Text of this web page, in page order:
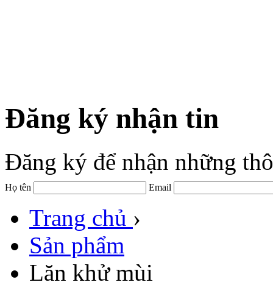
Đăng ký nhận tin
Đăng ký để nhận những
Họ tên Email
Trang chủ ›
Sản phẩm
Lăn khử mùi